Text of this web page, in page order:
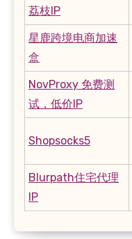
荔枝IP
星鹿跨境电商加速
盒
NovProxy 免费测
试，低价IP
Shopsocks5
Blurpath住宅代理
IP